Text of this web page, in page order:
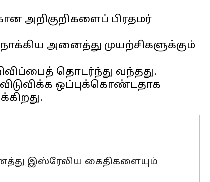
அறிகுறிகளைப் பிரதமர்
அனைத்து முயற்சிகளுக்கும்
தொடர்ந்து வந்தது.
ஒப்புக்கொண்டதாக
இஸ்ரேலிய கைதிகளையும்